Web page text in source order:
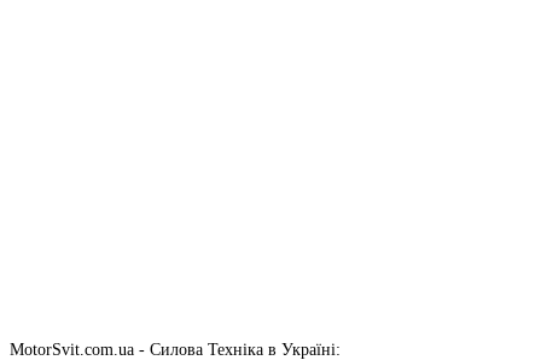
MotorSvit.com.ua - Силова Техніка в Україні: